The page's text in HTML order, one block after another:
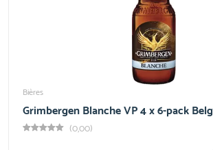
Bières
Grimbergen Blanche VP 4 x 6-pack
(0,00)